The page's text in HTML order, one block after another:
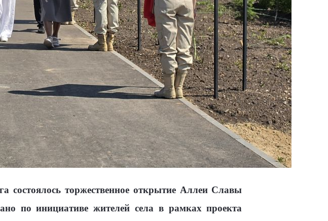
состоялось торжественное открытие Аллеи Славы
по инициативе жителей села в рамках проекта